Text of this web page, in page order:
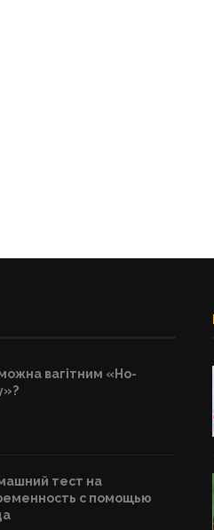
вагітним «Но-
тест на
с помощью